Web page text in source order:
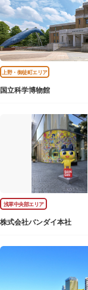
上野・御徒町エリア
国立科学博物館
浅草中央部エリア
株式会社バンダイ本社